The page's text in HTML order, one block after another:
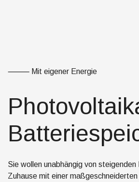
⸻ Mit eigener Energie
Sie wollen unabhängig von
Zuhause mit einer